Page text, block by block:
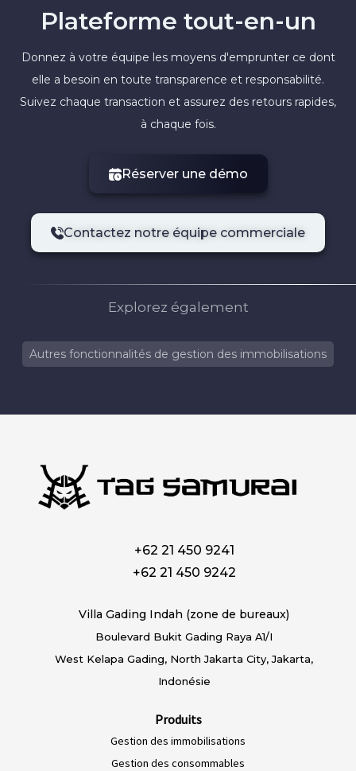
Plateforme tout-en-un
Donnez à votre équipe les moyens d'emprunter ce dont
elle a besoin en toute transparence et responsabilité.
Suivez chaque transaction et assurez des retours rapides,
à chaque fois.
Réserver une démo
Contactez notre équipe commerciale
Explorez également
Autres fonctionnalités de gestion des immobilisations
+62 21 450 9241
+62 21 450 9242
Villa Gading Indah (zone de bureaux)
Boulevard Bukit Gading Raya A1/I
West Kelapa Gading, North Jakarta City, Jakarta,
Indonésie
Produits
Gestion des immobilisations
Gestion des consommables